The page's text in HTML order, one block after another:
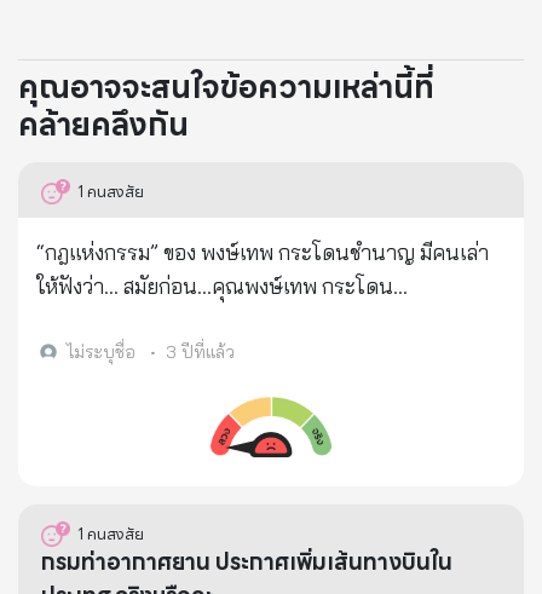
คุณอาจจะสนใจข้อความเหล่านี้ที่
คล้ายคลึงกัน
1 คนสงสัย
“กฎแห่งกรรม” ของ พงษ์เทพ กระโดนชำนาญ มีคนเล่า
ให้ฟังว่า... สมัยก่อน...คุณพงษ์เทพ กระโดน
๕ ~ ๖ คน...ทุกวันก็จะเปลี่ยนเวรกัน...ล่าสัตว์ป่า...มาทำ
ยาว...สะพายบ่า.เดินเข้าป่าไป... > อาหารโปรดของคุณ
พงษ์เทพ.....คือแกงเนื้อลิง... > พอเดิน เข้าป่าไปได้สักพัก.
ยกปืนประทับบ่า...ยิงเปรี้ยง...ไปที่ตัวลิง.. > เหตุการณ์
แปลกประหลาดได้เกิดขึ้น... > ปกติ...ลิงพอถูกยิง..จะหล่น
ไม่ระบุชื่อ • 3 ปีที่แล้ว
1 คนสงสัย
กรมท่าอากาศยาน ประกาศเพิ่มเส้นทางบินใน